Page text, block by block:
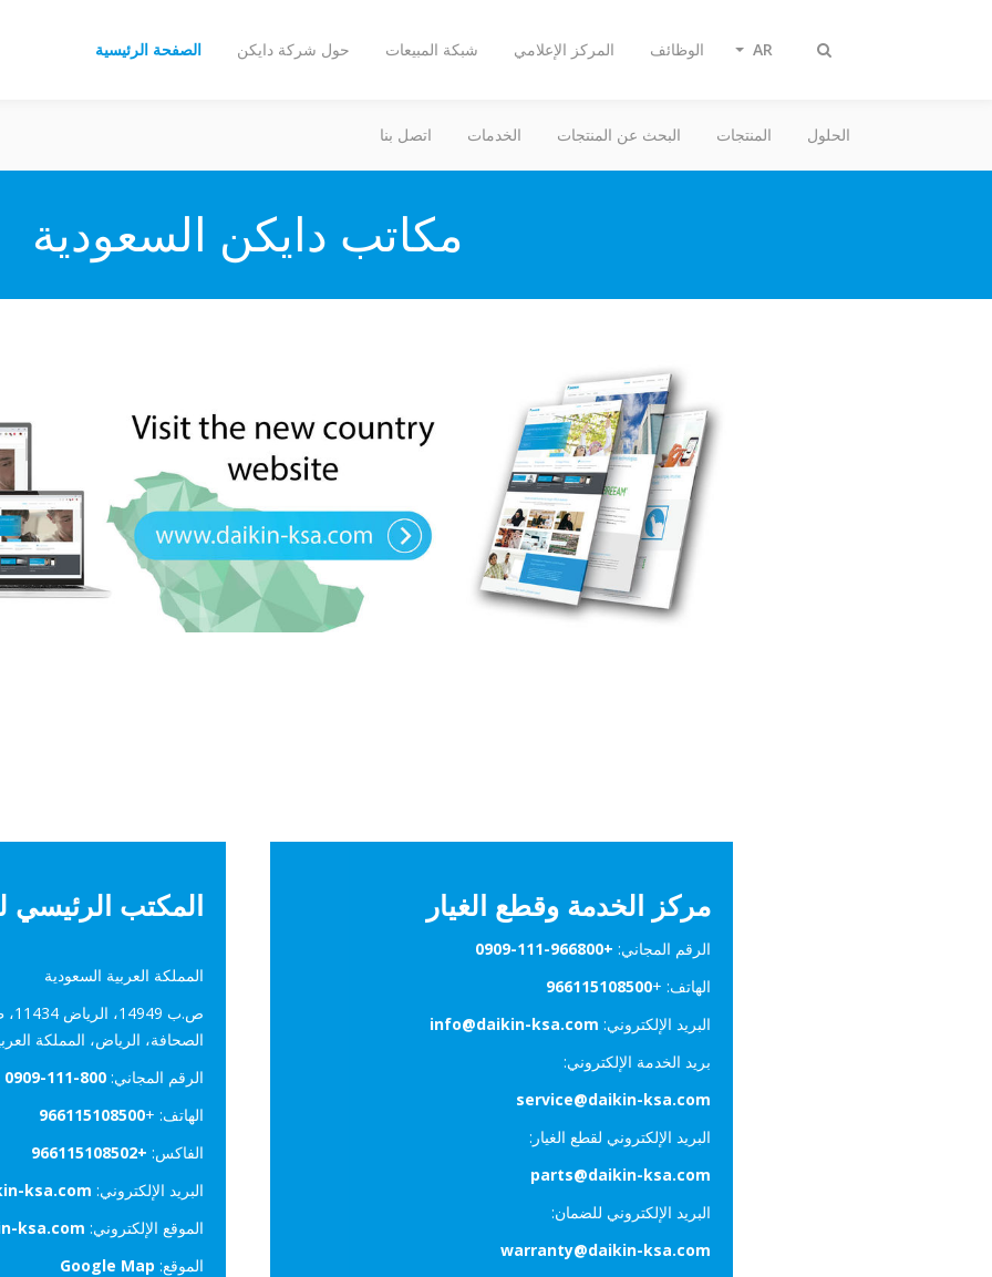
تبديل
الصفحة الرئيسية حول شركة دايكن شبكة المبيعات المركز الإعلامي الوظائف AR
الحلول المنتجات البحث عن المنتجات الخدمات اتصل بنا
مكاتب دايكن السعودية
المكتب الرئيسي
المملكة العربية السعودية
الصحافة، الرياض، المملكة
الرقم المجاني: 800-111-0909
الهاتف: +966115108500
الفاكس: +966115108502
البريد الإلكتروني: ksa.com
الموقع الإلكتروني: ksa.com
الموقع: Google Map
مركز الخدمة وقطع الغيار
الرقم المجاني: +966800-111-0909
الهاتف: +966115108500
البريد الإلكتروني: info@daikin-ksa.com
بريد الخدمة الإلكتروني:
service@daikin-ksa.com
البريد الإلكتروني لقطع الغيار:
parts@daikin-ksa.com
البريد الإلكتروني للضمان:
warranty@daikin-ksa.com